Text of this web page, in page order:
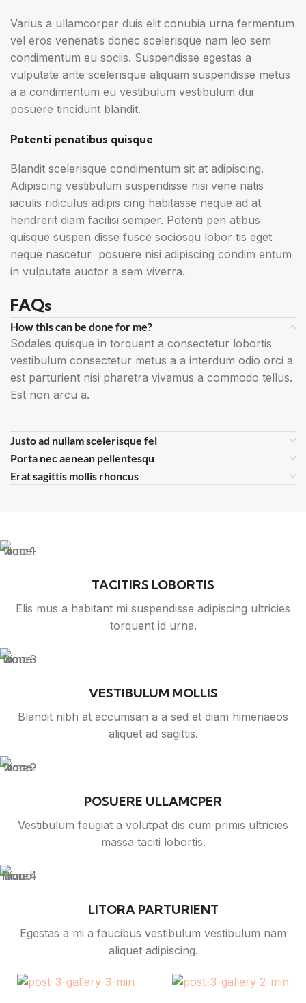
Varius a ullamcorper duis elit conubia urna fermentum
vel eros venenatis donec scelerisque nam leo sem
condimentum eu sociis. Suspendisse egestas a
vulputate ante scelerisque aliquam suspendisse metus
a a condimentum eu vestibulum vestibulum dui
posuere tincidunt blandit.
Potenti penatibus quisque
Blandit scelerisque condimentum sit at adipiscing.
Adipiscing vestibulum suspendisse nisi vene natis
iaculis ridiculus adipis cing habitasse neque ad at
hendrerit diam facilisi semper. Potenti pen atibus
quisque suspen disse fusce sociosqu lobor tis eget
neque nascetur posuere nisi adipiscing condim entum
in vulputate auctor a sem viverra.
FAQs
How this can be done for me?
Sodales quisque in torquent a consectetur lobortis
vestibulum consectetur metus a a interdum odio orci a
est parturient nisi pharetra vivamus a commodo tellus.
Est non arcu a.
Justo ad nullam scelerisque fel
Porta nec aenean pellentesqu
Erat sagittis mollis rhoncus
TACITIRS LOBORTIS
Elis mus a habitant mi suspendisse adipiscing ultricies
torquent id urna.
VESTIBULUM MOLLIS
Blandit nibh at accumsan a a sed et diam himenaeos
aliquet ad sagittis.
POSUERE ULLAMCPER
Vestibulum feugiat a volutpat dis cum primis ultricies
massa taciti lobortis.
LITORA PARTURIENT
Egestas a mi a faucibus vestibulum vestibulum nam
aliquet adipiscing.